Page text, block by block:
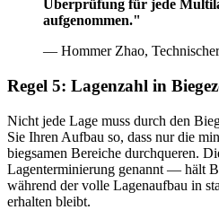
Überprüfung für jede
aufgenommen."
— Hommer Zhao,
Regel 5: Lagenzahl in
Nicht jede Lage muss durch den
Sie Ihren Aufbau so, dass nur die
biegsamen Bereiche durchqueren.
Lagenterminierung genannt — hält
während der volle Lagenaufbau in
erhalten bleibt.